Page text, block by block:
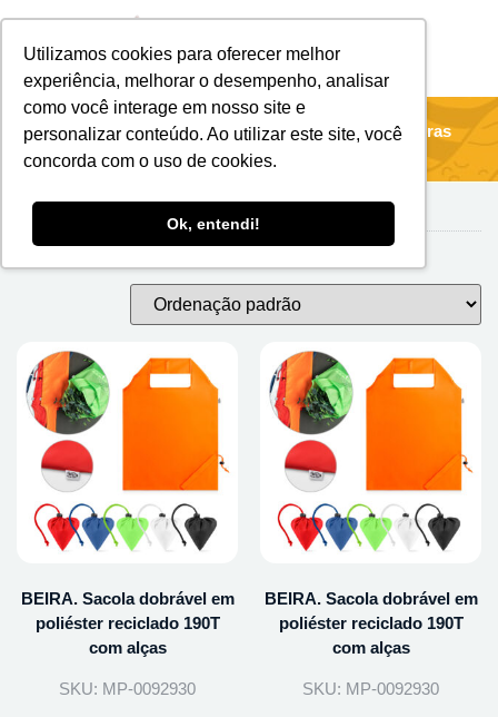
Utilizamos cookies para oferecer melhor
experiência, melhorar o desempenho, analisar
como você interage em nosso site e
personalizar conteúdo. Ao utilizar este site, você
concorda com o uso de cookies.
Ok, entendi!
Início/Sacolas & Bolsas Térmicas / Sacos De Compras
Sacos de Compras
BEIRA. Sacola dobrável em
poliéster reciclado 190T
com alças
SKU: MP-0092930
BEIRA. Sacola dobrável em
poliéster reciclado 190T
com alças
SKU: MP-0092930